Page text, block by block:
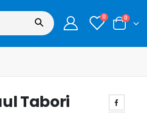
0 0
Tabori